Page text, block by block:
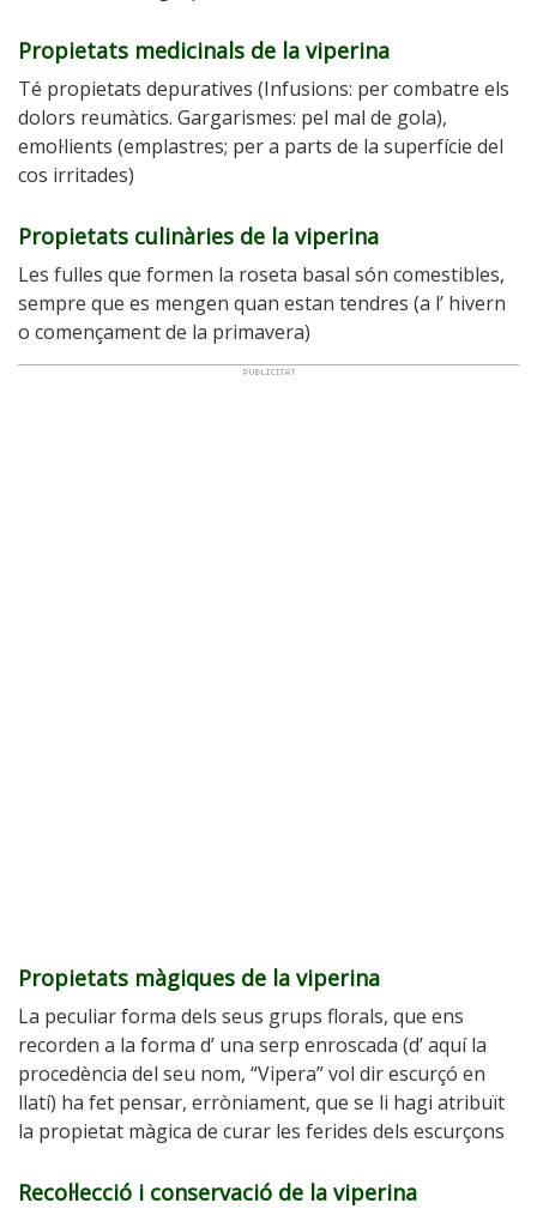
Propietats medicinals de la viperina
Té propietats depuratives (Infusions: per combatre els
dolors reumàtics. Gargarismes: pel mal de gola),
emol·lients (emplastres; per a parts de la superfície del
cos irritades)
Propietats culinàries de la viperina
Les fulles que formen la roseta basal són comestibles,
sempre que es mengen quan estan tendres (a l’ hivern
o començament de la primavera)
Propietats màgiques de la viperina
La peculiar forma dels seus grups florals, que ens
recorden a la forma d’ una serp enroscada (d’ aquí la
procedència del seu nom, “Vipera” vol dir escurçó en
llatí) ha fet pensar, erròniament, que se li hagi atribuït
la propietat màgica de curar les ferides dels escurçons
Recol·lecció i conservació de la viperina